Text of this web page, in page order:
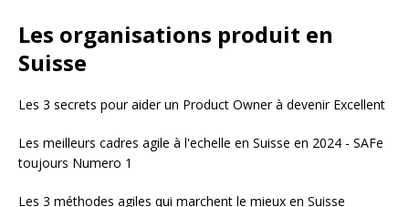
Les organisations produit en
Suisse
Les 3 secrets pour aider un Product Owner à devenir Excellent
Les meilleurs cadres agile à l'echelle en Suisse en 2024 - SAFe
toujours Numero 1
Les 3 méthodes agiles qui marchent le mieux en Suisse